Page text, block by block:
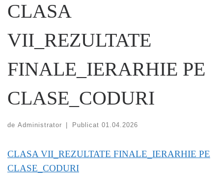
CLASA
VII_REZULTATE
FINALE_IERARHIE PE
CLASE_CODURI
de Administrator | Publicat 01.04.2026
CLASA VII_REZULTATE FINALE_IERARHIE PE
CLASE_CODURI